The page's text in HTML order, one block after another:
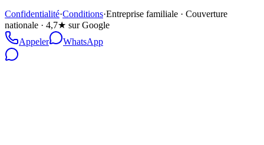
Confidentialité·Conditions·Entreprise familiale · Couverture
nationale · 4,7★ sur Google
Appeler
WhatsApp